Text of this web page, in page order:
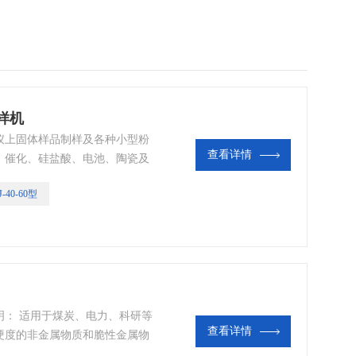
机
固体样品制样及各种小型粉
化、硅盐酸、电池、陶瓷及
40-60型
查看详情
适用于煤炭、电力、科研等
的非金属物质和脆性金属物
查看详情